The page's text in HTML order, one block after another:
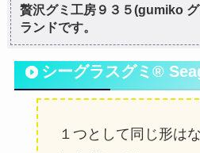
贅沢グミ工房９３５(gumiko
ランドです。
シーグラスグミ®
１つとして同じ形は